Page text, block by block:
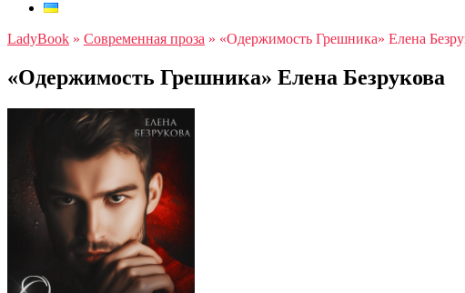
LadyBook » Современная проза » «Одержимость Грешника» Елена
«Одержимость Грешника» Елена Безрукова